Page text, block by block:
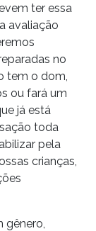
ter essa
avaliação
no
tem o dom,
ou fará um
já está
toda
pela
crianças,
gênero,